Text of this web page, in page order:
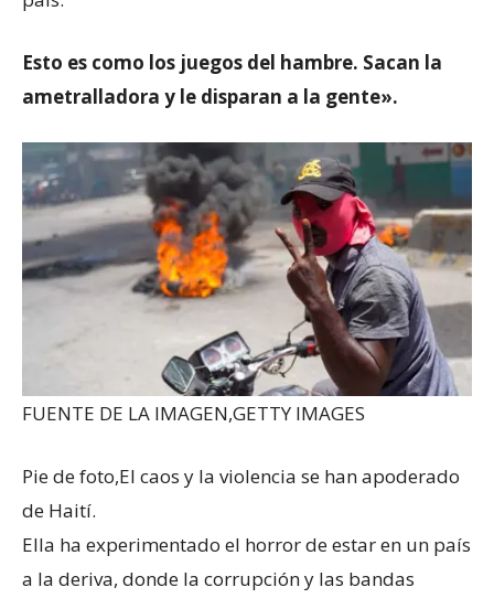
Esto es como los juegos del hambre. Sacan la
ametralladora y le disparan a la gente».
FUENTE DE LA IMAGEN,GETTY IMAGES
Pie de foto,El caos y la violencia se han apoderado
de Haití.
Ella ha experimentado el horror de estar en un país
a la deriva, donde la corrupción y las bandas